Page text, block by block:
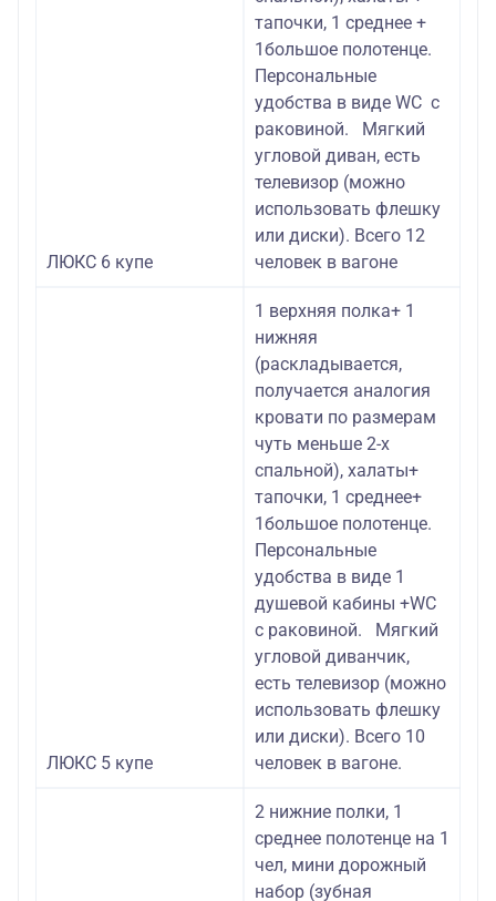
ЛЮКС 6 купе
тапочки, 1 среднее +
1большое полотенце.
Персональные
удобства в виде WC с
раковиной. Мягкий
угловой диван, есть
телевизор (можно
использовать флешку
или диски). Всего 12
человек в вагоне
ЛЮКС 5 купе
1 верхняя полка+ 1
нижняя
(раскладывается,
получается аналогия
кровати по размерам
чуть меньше 2-х
спальной), халаты+
тапочки, 1 среднее+
1большое полотенце.
Персональные
удобства в виде 1
душевой кабины +WC
с раковиной. Мягкий
угловой диванчик,
есть телевизор (можно
использовать флешку
или диски). Всего 10
человек в вагоне.
2 нижние полки, 1
среднее полотенце на 1
чел, мини дорожный
набор (зубная